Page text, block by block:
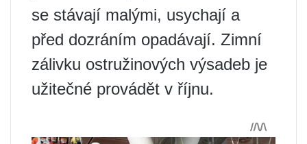
se stávají malými, usychají a
před dozráním opadávají. Zimní
zálivku ostružinových výsadeb je
užitečné provádět v říjnu.